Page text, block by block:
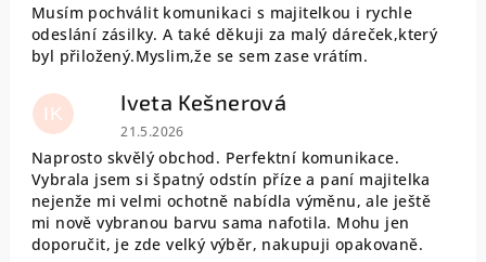
Musím pochválit komunikaci s majitelkou i rychle
odeslání zásilky. A také děkuji za malý dáreček,který
byl přiložený.Myslim,že se sem zase vrátím.
IK Iveta Kešnerová
Hodnocení obchodu je 5 z 5 hvězdiček.
21.5.2026
Naprosto skvělý obchod. Perfektní komunikace.
Vybrala jsem si špatný odstín příze a paní majitelka
nejenže mi velmi ochotně nabídla výměnu, ale ještě
mi nově vybranou barvu sama nafotila. Mohu jen
doporučit, je zde velký výběr, nakupuji opakovaně.